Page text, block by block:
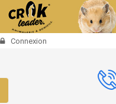
Connexion